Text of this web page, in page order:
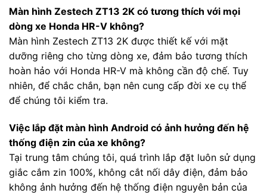
Màn hình Zestech ZT13 2K có tương thích với mọi
dòng xe Honda HR-V không?
Màn hình Zestech ZT13 2K được thiết kế với mặt
dưỡng riêng cho từng dòng xe, đảm bảo tương thích
hoàn hảo với Honda HR-V mà không cần độ chế. Tuy
nhiên, để chắc chắn, bạn nên cung cấp đời xe cụ thể
để chúng tôi kiểm tra.
Việc lắp đặt màn hình Android có ảnh hưởng đến hệ
thống điện zin của xe không?
Tại trung tâm chúng tôi, quá trình lắp đặt luôn sử dụng
giắc cắm zin 100%, không cắt nối dây điện, đảm bảo
không ảnh hưởng đến hệ thống điện nguyên bản của